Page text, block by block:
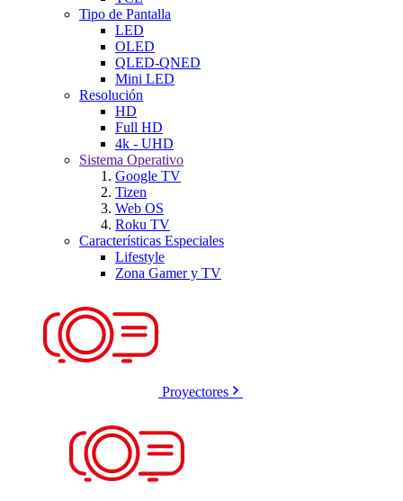
Tipo de Pantalla
LED
OLED
QLED-QNED
Mini LED
Resolución
HD
Full HD
4k - UHD
Sistema Operativo
Google TV
Tizen
Web OS
Roku TV
Características Especiales
Lifestyle
Zona Gamer y TV
Proyectores